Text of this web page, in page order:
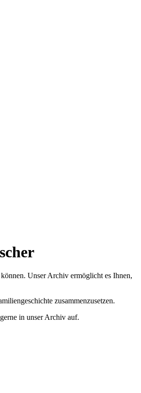
Unser Archiv ermöglicht es Ihnen,
zusammenzusetzen.
in unser Archiv auf.